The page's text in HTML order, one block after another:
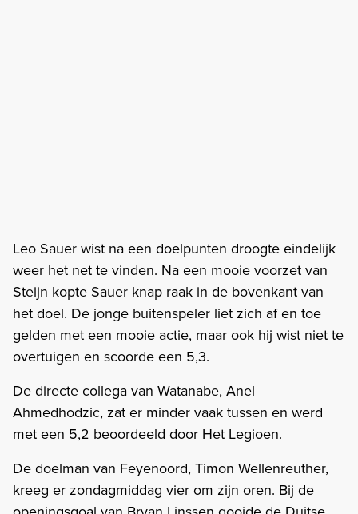
Leo Sauer wist na een doelpunten droogte eindelijk
weer het net te vinden. Na een mooie voorzet van
Steijn kopte Sauer knap raak in de bovenkant van
het doel. De jonge buitenspeler liet zich af en toe
gelden met een mooie actie, maar ook hij wist niet te
overtuigen en scoorde een 5,3.
De directe collega van Watanabe, Anel
Ahmedhodzic, zat er minder vaak tussen en werd
met een 5,2 beoordeeld door Het Legioen.
De doelman van Feyenoord, Timon Wellenreuther,
kreeg er zondagmiddag vier om zijn oren. Bij de